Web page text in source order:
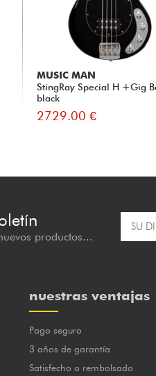
MUSIC MAN
StingRay Special H +Gig
black
2729.00 €
productos...
nuestras ventajas
Pago seguro
3 años de garantía
Satisfecho o rembolsado